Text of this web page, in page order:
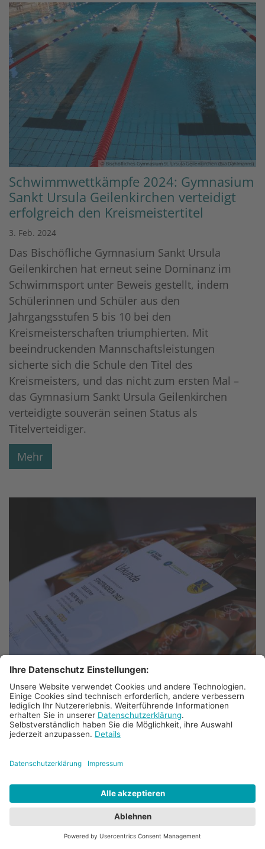
© Bischöfliches Gymnasium St. Ursula Geilenkirchen (Eva Dahlmanns)
Schwimmwettkämpfe 2024: Gymnasium
Sankt Ursula Geilenkirchen verteidigt
erfolgreich den Kreismeistertitel
3. Feb. 2024
Das Bischöfliche Gymnasium Sankt Ursula
Geilenkirchen hat erneut seine Dominanz im
Schwimmsport unter Beweis gestellt, indem
Schülerinnen und Schüler aus den
Jahrgangsstufen 5 bis 10 bei den
Kreismeisterschaften triumphierten. Mit
beeindruckenden Mannschaftsleistungen
sicherte sich die Schule den Titel des
Kreismeisters, und das nicht zum ersten Mal –
das Gymnasium Sankt Ursula Geilenkirchen
verteidigte souverän seinen Status als
Titelverteidiger.
Mehr
Sankt Ursula gewinnt das Stadtradeln
2023: Urkundenübergabe durch
Geilenkirchens Bürgermeisterin mit
einer sicher wohlschmeckenden
Überraschung
11. Okt. 2023
das Stadtradeln 2023 in Geilenkirchen gewonnen.
Schülerinnen und Schüler, Eltern und das
Lehrerkollegium sind im Projektzeitraum
zwischen dem 05. und 25. Mai 2023 gemeinsam